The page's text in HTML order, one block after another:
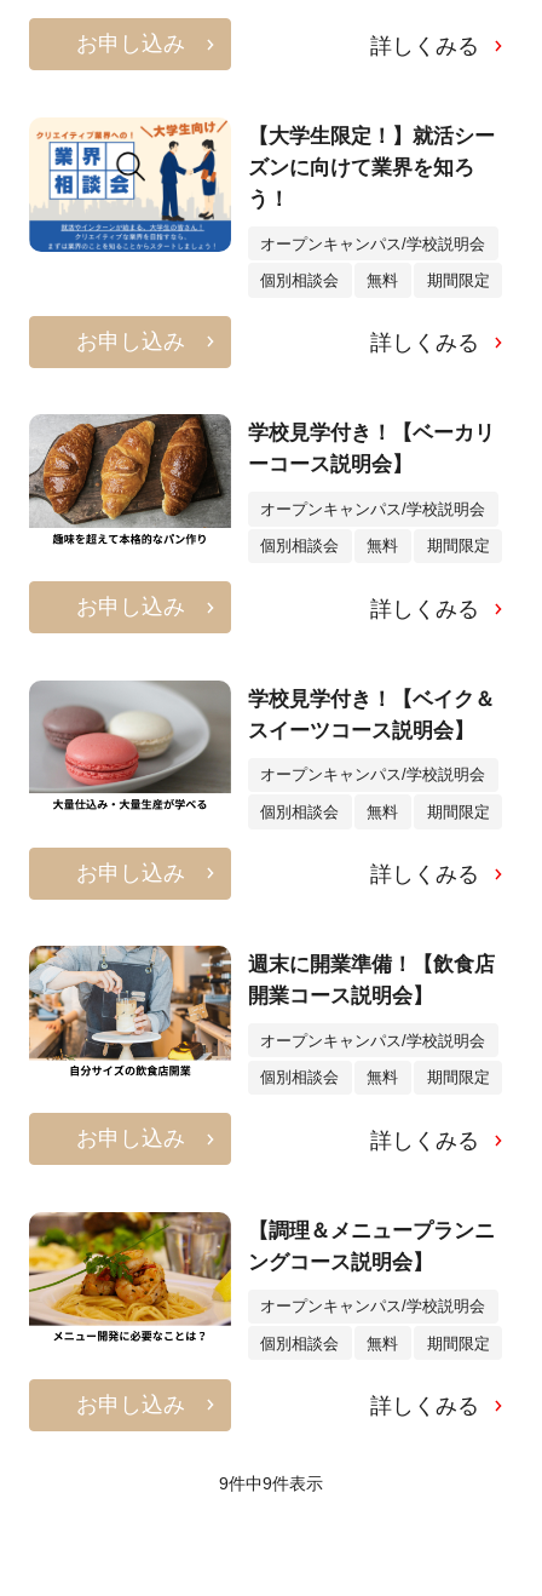
お申し込み 詳しくみる
【大学生限定！】就活シー
ズンに向けて業界を知ろ
う！
オープンキャンパス/学校説明会
個別相談会 無料 期間限定
お申し込み 詳しくみる
学校見学付き！【ベーカリ
ーコース説明会】
オープンキャンパス/学校説明会
個別相談会 無料 期間限定
お申し込み 詳しくみる
学校見学付き！【ベイク＆
スイーツコース説明会】
オープンキャンパス/学校説明会
個別相談会 無料 期間限定
お申し込み 詳しくみる
週末に開業準備！【飲食店
開業コース説明会】
オープンキャンパス/学校説明会
個別相談会 無料 期間限定
お申し込み 詳しくみる
【調理＆メニュープランニ
ングコース説明会】
オープンキャンパス/学校説明会
個別相談会 無料 期間限定
お申し込み 詳しくみる
9件中9件表示